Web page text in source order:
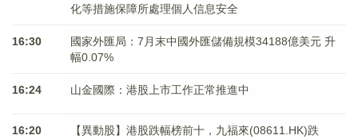
化等措施保障所處理個人信息安全
16:30
國家外匯局：7月末中國外匯儲備規模34188億美元 升
幅0.07%
16:24 山金國際：港股上市工作正常推進中
16:20
【異動股】港股跌幅榜前十，九福來(08611.HK)跌